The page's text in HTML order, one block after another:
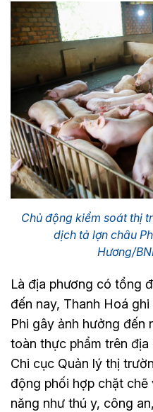
Chủ động kiểm soát thị
dịch tả lợn châu
Hương/
Là địa phương có tổng
đến nay, Thanh Hoá
Phi gây ảnh hưởng đến
toàn thực phẩm trên
Chi cục Quản lý thị
động phối hợp chặt
năng như thú y, công